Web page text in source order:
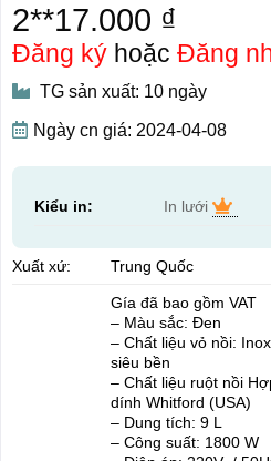
2**17.000 ₫
Đăng kýhoặc Đăng
TG sản xuất: 10 ngày
Ngày cn giá: 2024-04-08
Kiểu in: In lưới
Xuất xứ: Trung Quốc
Gía đã bao gồm VAT
– Màu sắc: Đen
– Chất liệu vỏ nồi:
siêu bền
– Chất liệu ruột nồi
dính Whitford (USA)
– Dung tích: 9 L
– Công suất: 1800 W